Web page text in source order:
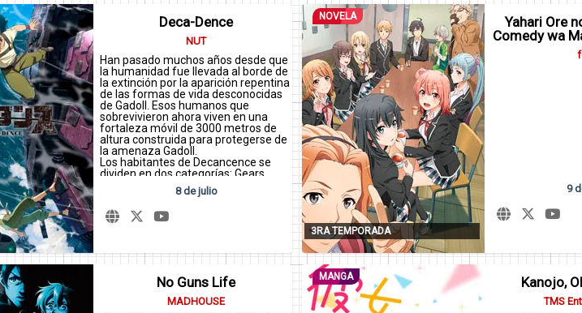
Deca-Dence
NUT
Han pasado muchos años desde que
la humanidad fue llevada al borde de
la extinción por la aparición repentina
de las formas de vida desconocidas
de Gadoll. Esos humanos que
sobrevivieron ahora viven en una
fortaleza móvil de 3000 metros de
altura construida para protegerse de
la amenaza Gadoll.
Los habitantes de Decancence se
dividen en dos categorías: Gears,
guerreros que luchan diariamente
contra los Gadoll y Tankers, aquellos
sin las habilidades para luchar. Un día,
Natsume, una chica Tanker que
reparador de armaduras de
Decancence.
Este encuentro casual entre los
8 de julio
NOVELA
3RA TEMPORADA
Yahari Ore
Comedy wa
9
No Guns Life
MADHOUSE
MANGA Kanojo,
TMS